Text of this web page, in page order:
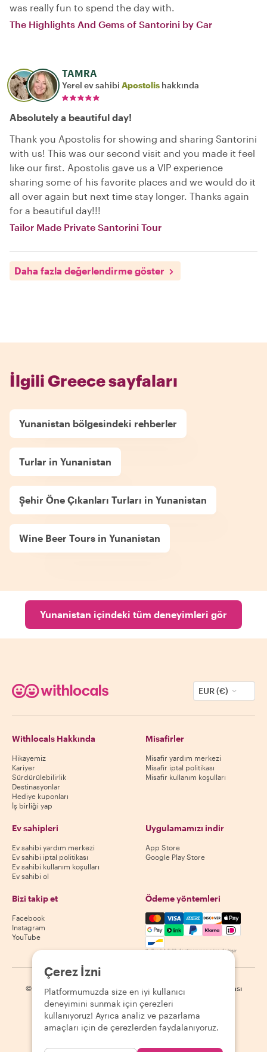
was really fun to spend the day with.
The Highlights And Gems of Santorini by Car
TAMRA
Yerel ev sahibi Apostolis hakkında
Absolutely a beautiful day!
Thank you Apostolis for showing and sharing Santorini
with us! This was our second visit and you made it feel
like our first. Apostolis gave us a VIP experience
sharing some of his favorite places and we would do it
all over again but next time stay longer. Thanks again
for a beautiful day!!!
Tailor Made Private Santorini Tour
Daha fazla değerlendirme göster
İlgili Greece sayfaları
Yunanistan bölgesindeki rehberler
Turlar in Yunanistan
Şehir Öne Çıkanları Turları in Yunanistan
Wine Beer Tours in Yunanistan
Yunanistan içindeki tüm deneyimleri gör
EUR (€)
Withlocals Hakkında
Hikayemiz
Kariyer
Sürdürülebilirlik
Destinasyonlar
Hediye kuponları
İş birliği yap
Misafirler
Misafir yardım merkezi
Misafir iptal politikası
Misafir kullanım koşulları
Ev sahipleri
Ev sahibi yardım merkezi
Ev sahibi iptal politikası
Ev sahibi kullanım koşulları
Ev sahibi ol
Uygulamamızı indir
App Store
Google Play Store
Bizi takip et
Facebook
Instagram
YouTube
Ödeme yöntemleri
Mastercard, Visa, Amex,
Kullanılabilirlik destinasyona göre değişir
© 2026 Withlocals.com Gizlilik Politikası | Site haritası
Çerez İzni
Platformumuzda size en iyi kullanıcı
deneyimini sunmak için çerezleri
kullanıyoruz! Ayrıca analiz ve pazarlama
amaçları için de çerezlerden faydalanıyoruz.